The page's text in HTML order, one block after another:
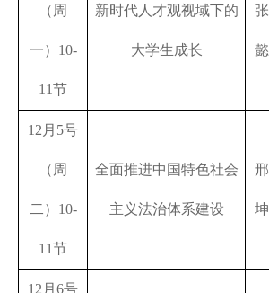
（周
一） 10-
11节
新时代人才观视域下的
大学生成长
张
懿
12 月 5号
（周
二） 10-
11节
全面推进中国特色社会
主义法治体系建设
邢
坤
12 月 6号